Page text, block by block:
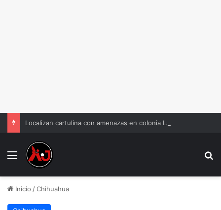
Localizan cartulina con amenazas en colonia Las Almeras
Menu
Inicio /Chihuahua